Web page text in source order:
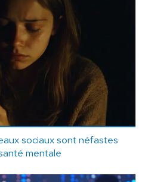
sociaux sont néfastes
mentale